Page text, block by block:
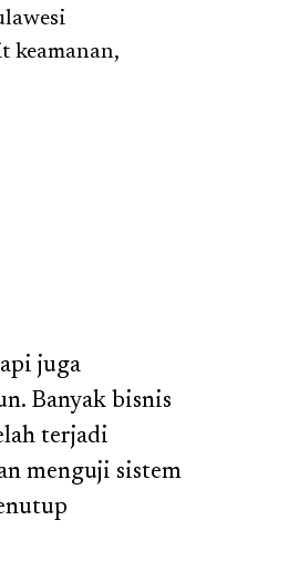
keamanan,
juga
Banyak bisnis
terjadi
menguji sistem